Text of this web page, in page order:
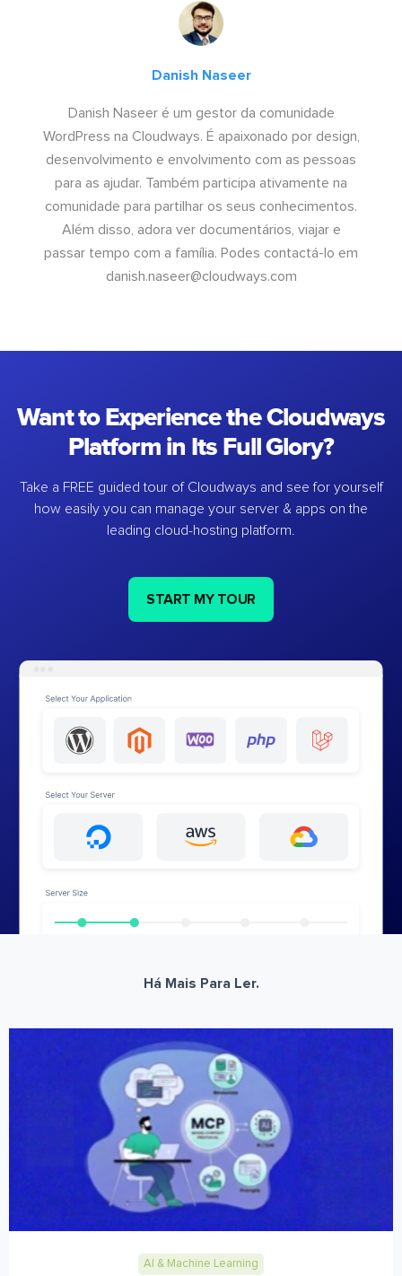
Danish Naseer
Danish Naseer é um gestor da comunidade
WordPress na Cloudways. É apaixonado por design,
desenvolvimento e envolvimento com as pessoas
para as ajudar. Também participa ativamente na
comunidade para partilhar os seus conhecimentos.
Além disso, adora ver documentários, viajar e
passar tempo com a família. Podes contactá-lo em
danish.naseer@cloudways.com
Want to Experience the Cloudways
Platform in Its Full Glory?
Take a FREE guided tour of Cloudways and see for yourself
how easily you can manage your server & apps on the
leading cloud-hosting platform.
START MY TOUR
Há Mais Para Ler.
AI & Machine Learning